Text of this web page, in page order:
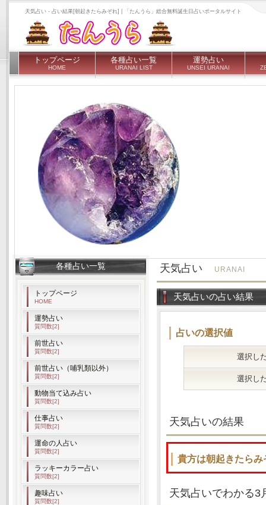
天気占い - 占い結果[朝起きたらみぞれ] | 「たんうら」総合無料誕生日占いポータルサイト
トップページ
HOME
各種占い一覧
URANAI LIST
運勢占い
UNSEI URANAI
天気占い URANAI
天気占いの占い結果
占いの選択値
選択し
選択し
天気占いの結果
貴方は朝起きたらみ
天気占いでわかる3
各種占い一覧
トップページ
HOME
運勢占い
質問数[2]
前世占い
質問数[2]
前世占い（哺乳類以外）
質問数[2]
動物当て込み占い
質問数[2]
仕事占い
質問数[2]
運命の人占い
質問数[2]
ラッキーカラー占い
質問数[2]
趣味占い
質問数[2]